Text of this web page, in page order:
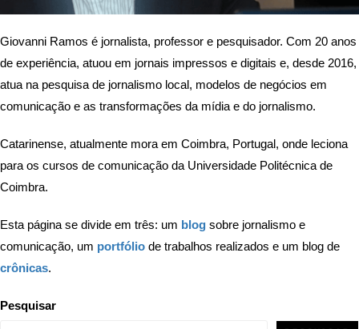
Giovanni Ramos é jornalista, professor e pesquisador. Com 20 anos
de experiência, atuou em jornais impressos e digitais e, desde 2016,
atua na pesquisa de jornalismo local, modelos de negócios em
comunicação e as transformações da mídia e do jornalismo.
Catarinense, atualmente mora em Coimbra, Portugal, onde leciona
para os cursos de comunicação da Universidade Politécnica de
Coimbra.
Esta página se divide em três: um blog sobre jornalismo e
comunicação, um portfólio de trabalhos realizados e um blog de
crônicas.
Pesquisar